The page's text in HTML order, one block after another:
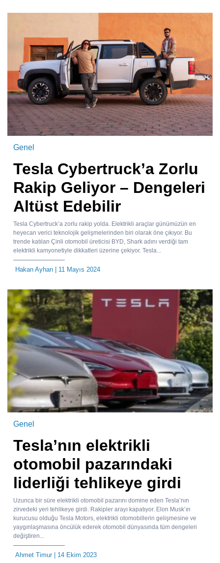
Genel
Tesla Cybertruck’a Zorlu
Rakip Geliyor – Dengeleri
Altüst Edebilir
Tesla Cybertruck’a zorlu rakip yolda. Elektrikli araçlar günümüzün en
heyecan verici teknolojik gelişmelerinden biri olarak öne çıkıyor. Bu
trende katılan Çinli otomobil üreticisi BYD, Shark adını verdiği tam
elektrikli kamyonetiyle dikkatleri üzerine çekiyor. Tesla...
Hakan Ayhan | 11 Mayıs 2024
Genel
Tesla’nın elektrikli
otomobil pazarındaki
liderliği tehlikeye girdi
Uzunca bir süre elektrikli otomobil pazarını domine eden Tesla’nın
zirvedeki yeri tehlikeye girdi. Rakipler arayı kapatıyor. Elon Musk’ın
kurucusu olduğu Tesla Motors, elektrikli otomobillerin gelişmesine ve
yaygınlaşmasına öncülük ederek otomobil dünyasında tüm dengeleri
değiştiren...
Ahmet Timur| 14 Ekim 2023